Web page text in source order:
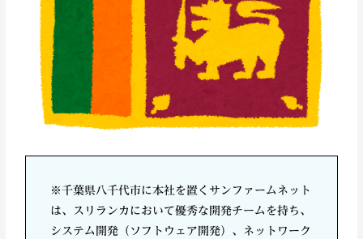
※千葉県八千代市に本社を置くサンファームネット
は、スリランカにおいて優秀な開発チームを持ち、
システム開発（ソフトウェア開発）、ネットワーク